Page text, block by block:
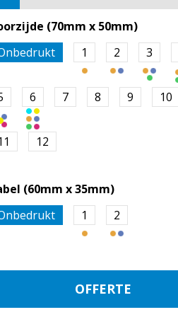
(70mm x 50mm)
1 2 3
6 7 8 9 10
12
(60mm x 35mm)
1 2
OFFERTE